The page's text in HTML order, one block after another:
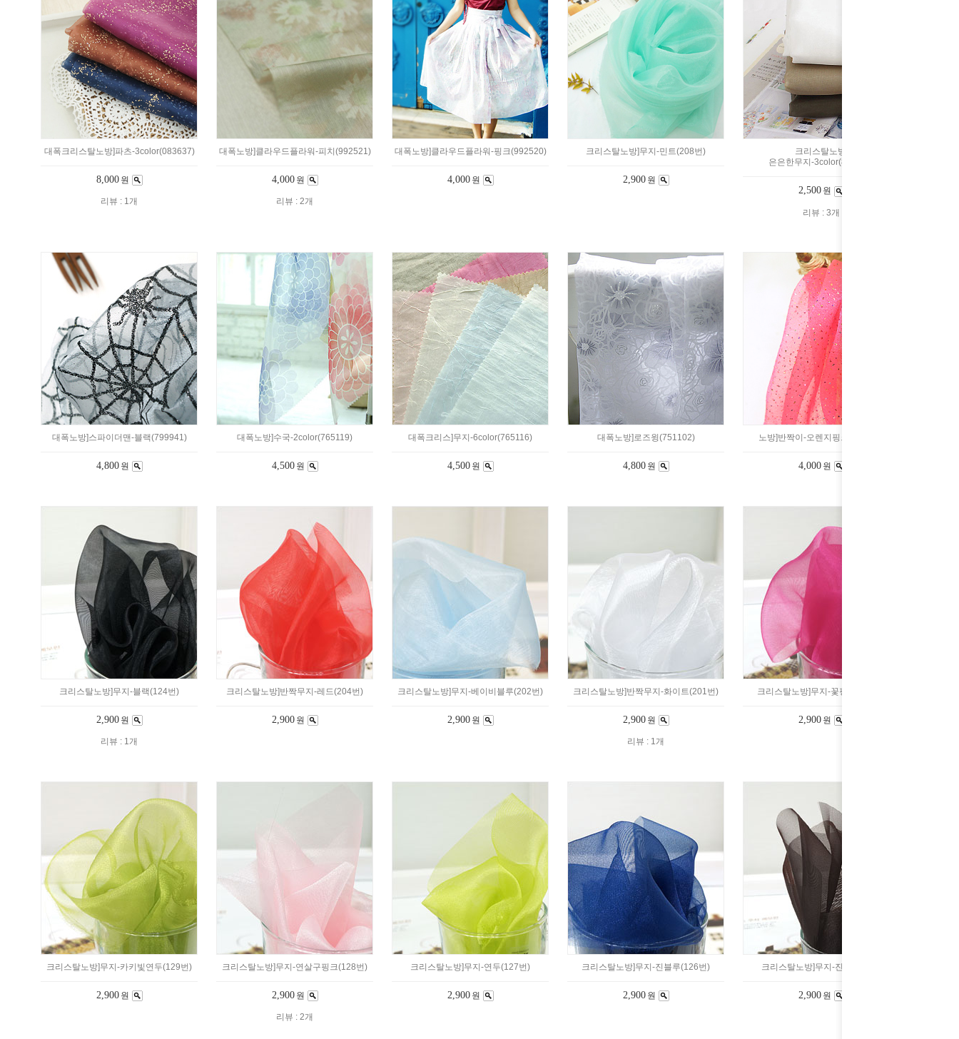
대폭크리스탈노방]파츠-3color(083637)
8,000 원
리뷰 : 1개
대폭노방]클라우드플라워-피치(992521)
4,000 원
리뷰 : 2개
대폭노방]클라우드플라워-핑크(992520)
4,000 원
크리스탈노방]무지-민트(208번)
2,900 원
크리스탈노방]
은은한무지-3color(833366)
2,500 원
리뷰 : 3개
대폭노방]스파이더맨-블랙(799941)
4,800 원
대폭노방]수국-2color(765119)
4,500 원
대폭크리스]무지-6color(765116)
4,500 원
대폭노방]로즈윙(751102)
4,800 원
노방]반짝이-오렌지핑크(711910)
4,000 원
크리스탈노방]무지-블랙(124번)
2,900 원
리뷰 : 1개
크리스탈노방]반짝무지-레드(204번)
2,900 원
크리스탈노방]무지-베이비블루(202번)
2,900 원
크리스탈노방]반짝무지-화이트(201번)
2,900 원
리뷰 : 1개
크리스탈노방]무지-꽃핑크(130번)
2,900 원
크리스탈노방]무지-카키빛연두(129번)
2,900 원
크리스탈노방]무지-연살구핑크(128번)
2,900 원
리뷰 : 2개
크리스탈노방]무지-연두(127번)
2,900 원
크리스탈노방]무지-진블루(126번)
2,900 원
크리스탈노방]무지-진밤(125번)
2,900 원